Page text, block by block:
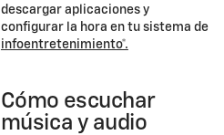
descargar aplicaciones y
configurar la hora en tu sistema de
infoentretenimiento*.
Cómo escuchar
música y audio